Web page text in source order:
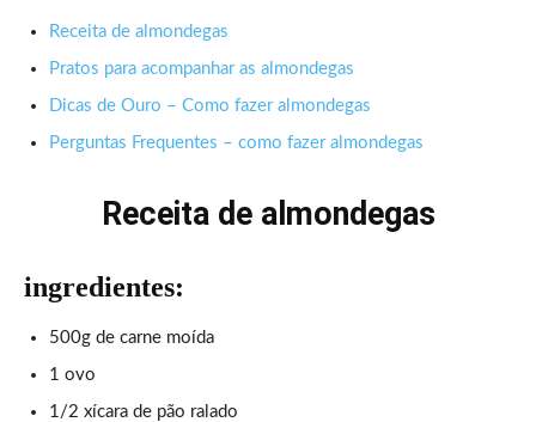
Receita de almondegas
Pratos para acompanhar as almondegas
Dicas de Ouro – Como fazer almondegas
Perguntas Frequentes – como fazer almondegas
Receita de almondegas
ingredientes:
500g de carne moída
1 ovo
1/2 xícara de pão ralado